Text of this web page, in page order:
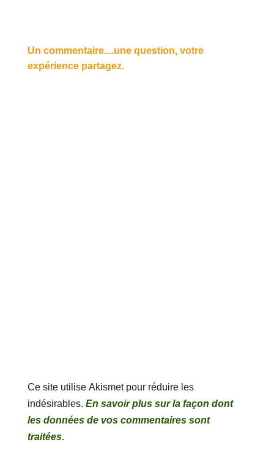
Un commentaire....une question, votre
expérience partagez.
Ce site utilise Akismet pour réduire les
indésirables. En savoir plus sur la façon dont
les données de vos commentaires sont
traitées.